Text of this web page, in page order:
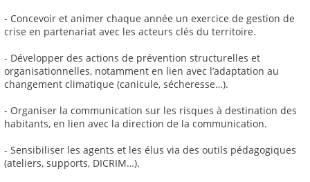
- Concevoir et animer chaque année un exercice de gestion de
crise en partenariat avec les acteurs clés du territoire.
- Développer des actions de prévention structurelles et
organisationnelles, notamment en lien avec l’adaptation au
changement climatique (canicule, sécheresse…).
- Organiser la communication sur les risques à destination des
habitants, en lien avec la direction de la communication.
- Sensibiliser les agents et les élus via des outils pédagogiques
(ateliers, supports, DICRIM…).